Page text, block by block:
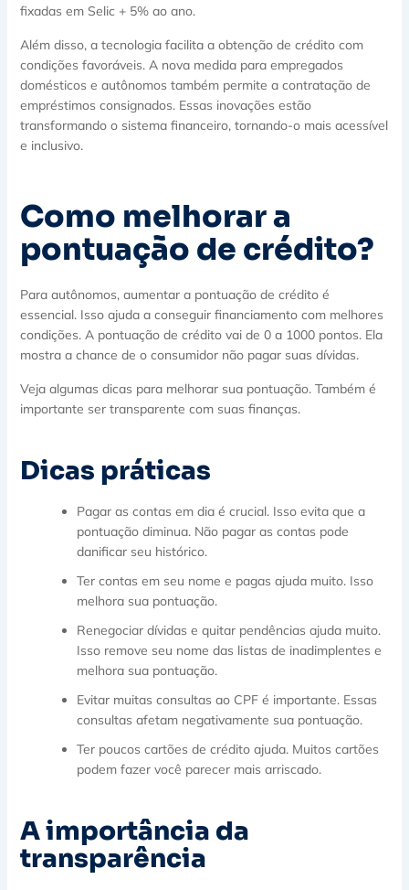
fixadas em Selic + 5% ao ano.
Além disso, a tecnologia facilita a obtenção de crédito com
condições favoráveis. A nova medida para empregados
domésticos e autônomos também permite a contratação de
empréstimos consignados. Essas inovações estão
transformando o sistema financeiro, tornando-o mais acessível
e inclusivo.
Como melhorar a
pontuação de crédito?
Para autônomos, aumentar a pontuação de crédito é
essencial. Isso ajuda a conseguir financiamento com melhores
condições. A pontuação de crédito vai de 0 a 1000 pontos. Ela
mostra a chance de o consumidor não pagar suas dívidas.
Veja algumas dicas para melhorar sua pontuação. Também é
importante ser transparente com suas finanças.
Dicas práticas
Pagar as contas em dia é crucial. Isso evita que a
pontuação diminua. Não pagar as contas pode
danificar seu histórico.
Ter contas em seu nome e pagas ajuda muito. Isso
melhora sua pontuação.
Renegociar dívidas e quitar pendências ajuda muito.
Isso remove seu nome das listas de inadimplentes e
melhora sua pontuação.
Evitar muitas consultas ao CPF é importante. Essas
consultas afetam negativamente sua pontuação.
Ter poucos cartões de crédito ajuda. Muitos cartões
podem fazer você parecer mais arriscado.
A importância da
transparência